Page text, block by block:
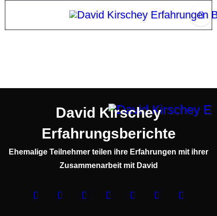
David Kirschey
Erfahrungsberichte
Ehemalige Teilnehmer teilen ihre Erfahrungen mit ihrer
Zusammenarbeit mit David